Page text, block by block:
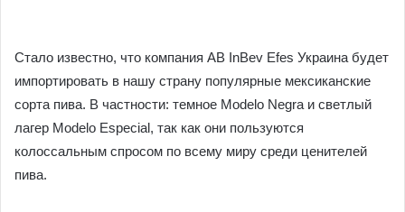
Стало известно, что компания AB InBev Efes Украина будет
импортировать в нашу страну популярные мексиканские
сорта пива. В частности: темное Modelo Negra и светлый
лагер Modelo Especial, так как они пользуются
колоссальным спросом по всему миру среди ценителей
пива.